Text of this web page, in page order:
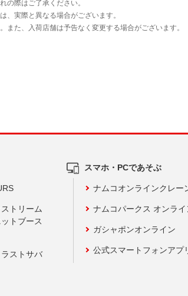
トリーム
トブース
ストサバ
スマホ・PCであそぶ
ナムコオンラインクレー
ナムコパークス オンライ
ガシャポンオンライン
公式スマートフォンアプ